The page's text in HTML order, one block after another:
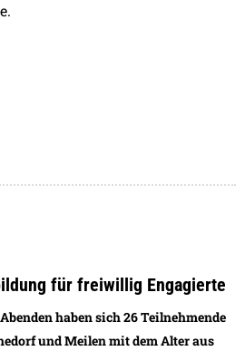
für freiwillig Engagierte
haben sich 26 Teilnehmende
und Meilen mit dem Alter aus